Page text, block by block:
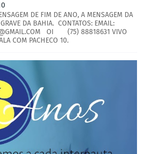
DE FIM DE ANO, A MENSAGEM DA
DA BAHIA. CONTATOS: EMAIL:
OI (75) 88818631 VIVO
COM PACHECO 10.